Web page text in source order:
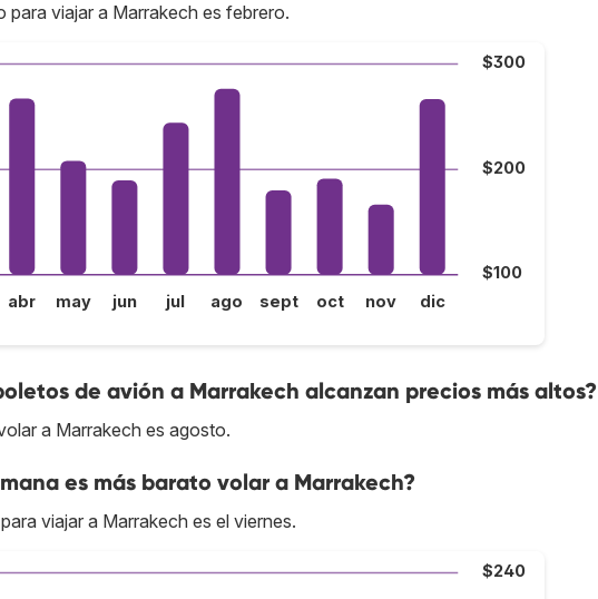
para viajar a Marrakech es febrero.
$100
$200
$300
abr may jun jul ago sept oct nov dic
de avión a Marrakech alcanzan precios más altos?
a Marrakech es agosto.
es más barato volar a Marrakech?
viajar a Marrakech es el viernes.
$240